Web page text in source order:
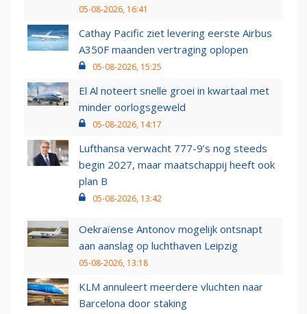
05-08-2026, 16:41
Cathay Pacific ziet levering eerste Airbus
A350F maanden vertraging oplopen
05-08-2026, 15:25
El Al noteert snelle groei in kwartaal met
minder oorlogsgeweld
05-08-2026, 14:17
Lufthansa verwacht 777-9’s nog steeds
begin 2027, maar maatschappij heeft ook
plan B
05-08-2026, 13:42
Oekraïense Antonov mogelijk ontsnapt
aan aanslag op luchthaven Leipzig
05-08-2026, 13:18
KLM annuleert meerdere vluchten naar
Barcelona door staking